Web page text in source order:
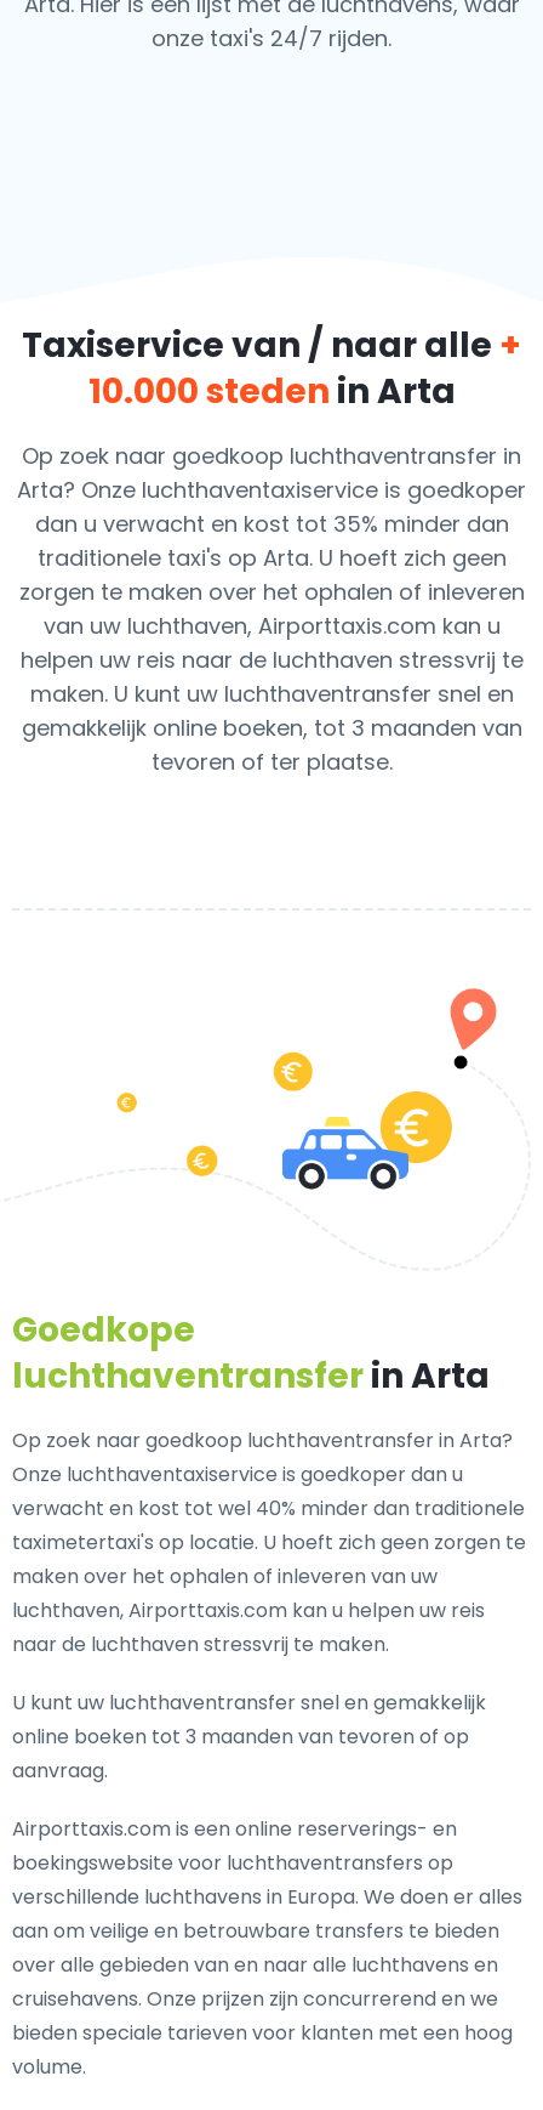
onze taxi's 24/7 rijden.
Taxiservice van / naar alle +
10.000 steden in Arta
Op zoek naar goedkoop luchthaventransfer in
Arta? Onze luchthaventaxiservice is goedkoper
dan u verwacht en kost tot 35% minder dan
traditionele taxi's op Arta. U hoeft zich geen
zorgen te maken over het ophalen of inleveren
van uw luchthaven, Airporttaxis.com kan u
helpen uw reis naar de luchthaven stressvrij te
maken. U kunt uw luchthaventransfer snel en
gemakkelijk online boeken, tot 3 maanden van
tevoren of ter plaatse.
Goedkope
luchthaventransferin Arta
Op zoek naar goedkoop luchthaventransfer in Arta?
Onze luchthaventaxiservice is goedkoper dan u
verwacht en kost tot wel 40% minder dan traditionele
taximetertaxi's op locatie. U hoeft zich geen zorgen te
maken over het ophalen of inleveren van uw
luchthaven, Airporttaxis.com kan u helpen uw reis
naar de luchthaven stressvrij te maken.
U kunt uw luchthaventransfer snel en gemakkelijk
online boeken tot 3 maanden van tevoren of op
aanvraag.
Airporttaxis.com is een online reserverings- en
boekingswebsite voor luchthaventransfers op
verschillende luchthavens in Europa. We doen er alles
aan om veilige en betrouwbare transfers te bieden
over alle gebieden van en naar alle luchthavens en
cruisehavens. Onze prijzen zijn concurrerend en we
bieden speciale tarieven voor klanten met een hoog
volume.